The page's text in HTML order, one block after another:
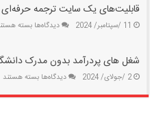
در
بابا
قابلیت‌های یک سایت ترجمه حرفه‌ای
11 /سپتامبر/ 2024 دیدگاه‌هابرای
سایت
حرفه‌ای
بسته
شغل های پردرآمد بدون مدرک
2 /جولای/ 2024 دیدگاه‌هابرای
های
بسته هستند